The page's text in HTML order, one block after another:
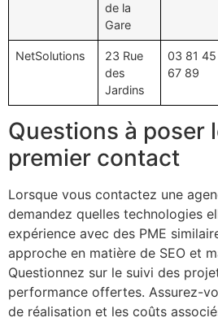
de la
Gare
NetSolutions
23 Rue
des
Jardins
03 81 45
67 89
Questions à poser
premier contact
Lorsque vous contactez une
demandez quelles technologies
expérience avec des PME
approche en matière de SEO et
Questionnez sur le suivi des
performance offertes. Assurez-
de réalisation et les coûts